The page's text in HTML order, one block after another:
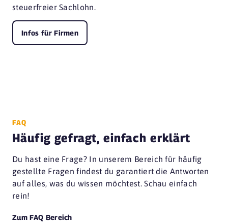
steuerfreier Sachlohn.
Infos für Firmen
FAQ
Häufig gefragt, einfach erklärt
Du hast eine Frage? In unserem Bereich für häufig
gestellte Fragen findest du garantiert die Antworten
auf alles, was du wissen möchtest. Schau einfach
rein!
Zum FAQ Bereich